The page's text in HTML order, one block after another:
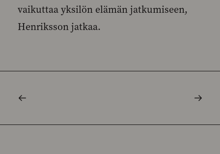
vaikuttaa yksilön elämän jatkumiseen,
Henriksson jatkaa.